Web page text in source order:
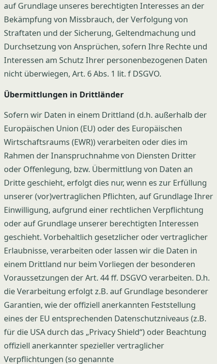
auf Grundlage unseres berechtigten Interesses an der
Bekämpfung von Missbrauch, der Verfolgung von
Straftaten und der Sicherung, Geltendmachung und
Durchsetzung von Ansprüchen, sofern Ihre Rechte und
Interessen am Schutz Ihrer personenbezogenen Daten
nicht überwiegen, Art. 6 Abs. 1 lit. f DSGVO.
Übermittlungen in Drittländer
Sofern wir Daten in einem Drittland (d.h. außerhalb der
Europäischen Union (EU) oder des Europäischen
Wirtschaftsraums (EWR)) verarbeiten oder dies im
Rahmen der Inanspruchnahme von Diensten Dritter
oder Offenlegung, bzw. Übermittlung von Daten an
Dritte geschieht, erfolgt dies nur, wenn es zur Erfüllung
unserer (vor)vertraglichen Pflichten, auf Grundlage Ihrer
Einwilligung, aufgrund einer rechtlichen Verpflichtung
oder auf Grundlage unserer berechtigten Interessen
geschieht. Vorbehaltlich gesetzlicher oder vertraglicher
Erlaubnisse, verarbeiten oder lassen wir die Daten in
einem Drittland nur beim Vorliegen der besonderen
Voraussetzungen der Art. 44 ff. DSGVO verarbeiten. D.h.
die Verarbeitung erfolgt z.B. auf Grundlage besonderer
Garantien, wie der offiziell anerkannten Feststellung
eines der EU entsprechenden Datenschutzniveaus (z.B.
für die USA durch das „Privacy Shield“) oder Beachtung
offiziell anerkannter spezieller vertraglicher
Verpflichtungen (so genannte